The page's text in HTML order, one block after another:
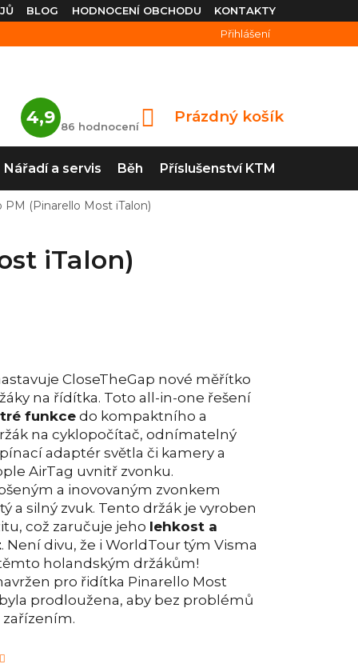
BLOG KONTAKTY
HODNOCENÍ OBCHODU
Přihlášení
4,9
Průměrné
hodnocení
je
4,9
5
hvězdiček.
86 hodnocení
NÁKUPNÍ
Prázdný košík
Nářadí a servis Běh Příslušenství KTM
PM (Pinarello Most iTalon)
iTalon)
CloseTheGap nové měřítko
na řídítka. Toto all-in-one řešení
funkce do kompaktního a
na cyklopočítač, odnímatelný
adaptér světla či kamery a
AirTag uvnitř zvonku.
a inovovaným zvonkem
a silný zvuk. Tento držák je vyroben
což zaručuje jeho lehkost a
. Není divu, že i WorldTour tým Visma
těmto holandským držákům!
pro řidítka Pinarello Most
prodloužena, aby bez problémů
zařízením.